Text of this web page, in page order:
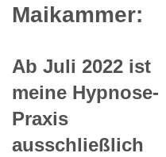
Maikammer:
Ab Juli 2022 ist
meine Hypnose-
Praxis
ausschließlich